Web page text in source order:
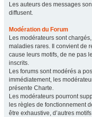
Les auteurs des messages
diffusent.
Modération du Forum
Les modérateurs sont
maladies rares. Il convient de
cause leurs motifs, de ne pas
inscrits.
Les forums sont modérés a
immédiatement, les
présente Charte.
Les modérateurs pourront
les règles de fonctionnement
être exhaustive, d’autres